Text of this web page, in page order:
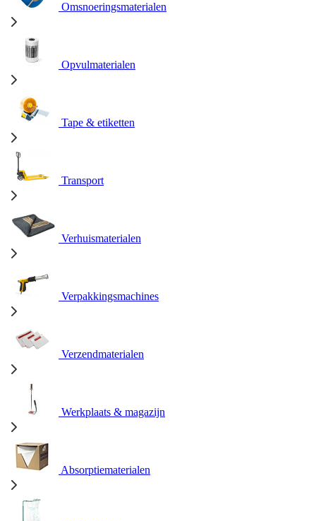
Omsnoeringsmaterialen
Opvulmaterialen
Tape & etiketten
Transport
Verhuismaterialen
Verpakkingsmachines
Verzendmaterialen
Werkplaats & magazijn
Absorptiematerialen